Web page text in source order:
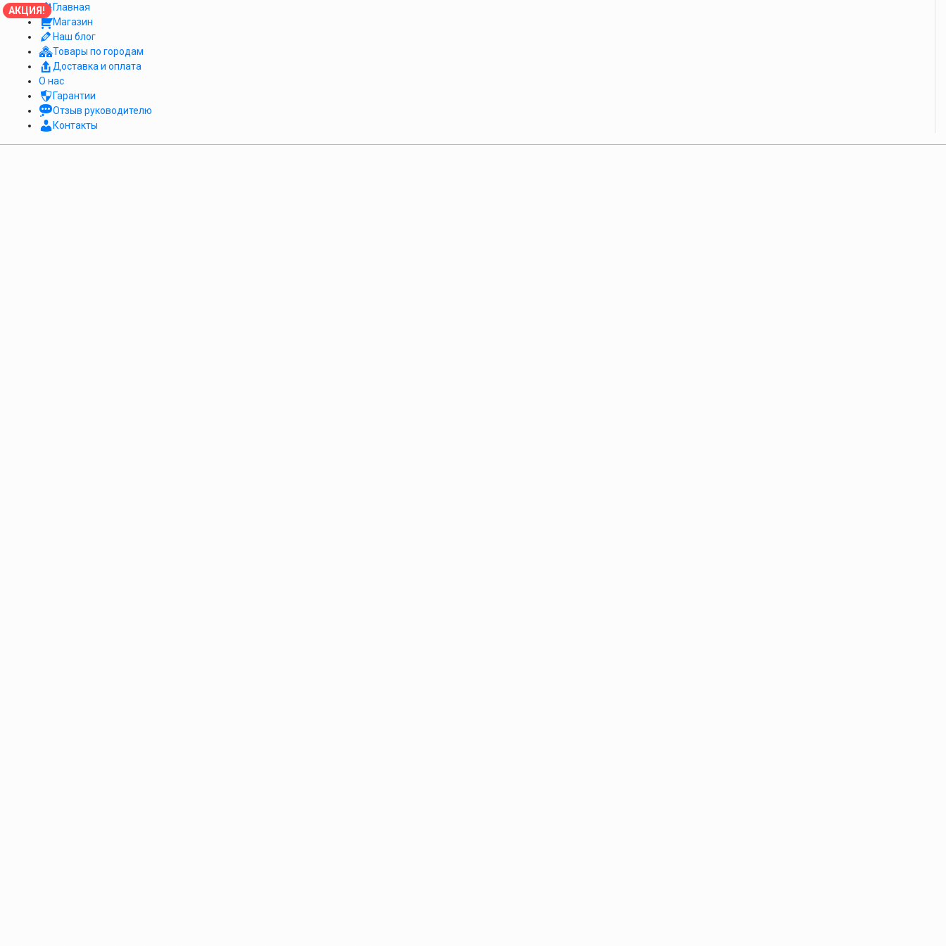
Главная
Магазин
Наш блог
Товары по городам
Доставка и оплата
О нас
Гарантии
Отзыв руководителю
Контакты
АКЦИЯ!